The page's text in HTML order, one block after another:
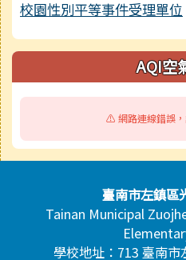
校園性別平等事件受理單位
AQI空
⚠️ 網路連線錯誤
頁尾區域內容臺南市左鎮區
Tainan Municipal
學校地址：713 臺南